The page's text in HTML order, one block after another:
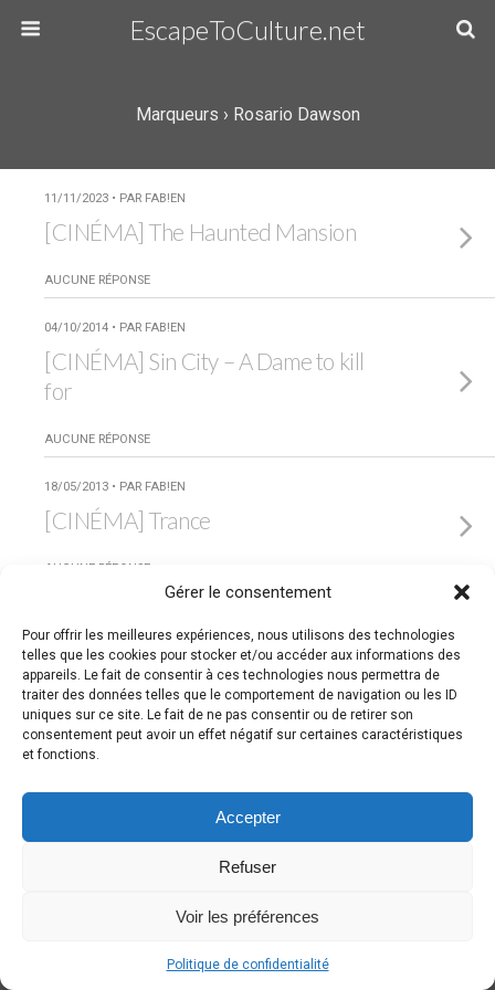
Gérer le consentement
Pour offrir les meilleures expériences, nous utilisons des technologies
telles que les cookies pour stocker et/ou accéder aux informations des
appareils. Le fait de consentir à ces technologies nous permettra de
traiter des données telles que le comportement de navigation ou les ID
uniques sur ce site. Le fait de ne pas consentir ou de retirer son
consentement peut avoir un effet négatif sur certaines caractéristiques
et fonctions.
Accepter
Refuser
Voir les préférences
Politique de confidentialité
EscapeToCulture.net
Marqueurs › Rosario Dawson
11/11/2023 • PAR FAB!EN
[CINÉMA] The Haunted Mansion
AUCUNE RÉPONSE
04/10/2014 • PAR FAB!EN
[CINÉMA] Sin City – A Dame to kill
for
AUCUNE RÉPONSE
18/05/2013 • PAR FAB!EN
[CINÉMA] Trance
AUCUNE RÉPONSE
Retour au début
Mobile Bureau